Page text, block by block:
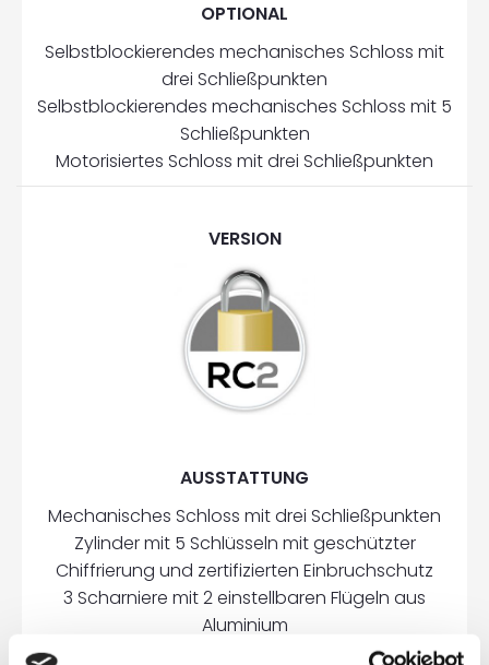
OPTIONAL
Selbstblockierendes mechanisches Schloss mit
drei Schließpunkten
Selbstblockierendes mechanisches Schloss mit 5
Schließpunkten
Motorisiertes Schloss mit drei Schließpunkten
VERSION
AUSSTATTUNG
Mechanisches Schloss mit drei Schließpunkten
Zylinder mit 5 Schlüsseln mit geschützter
Chiffrierung und zertifizierten Einbruchschutz
3 Scharniere mit 2 einstellbaren Flügeln aus
Aluminium
2 Stoßfänger auf der Scharnierseite